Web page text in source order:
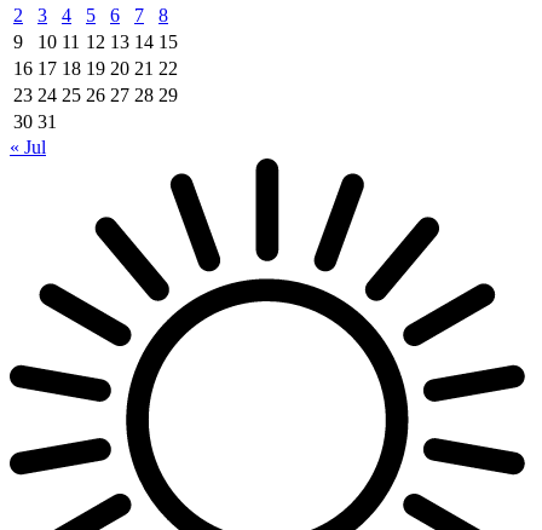
2
3 4 5 6 7
8
9
10 11 12 13 14 15
16 17 18 19 20 21 22
23 24 25 26 27 28 29
30 31
« Jul